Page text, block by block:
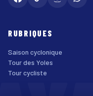
RUBRIQUES
Saison cyclonique
Tour des Yoles
Tour cycliste